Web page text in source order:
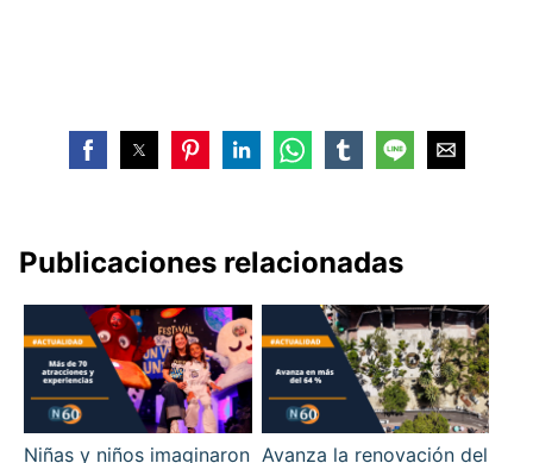
Publicaciones relacionadas
Niñas y niños imaginaron Avanza la renovación del